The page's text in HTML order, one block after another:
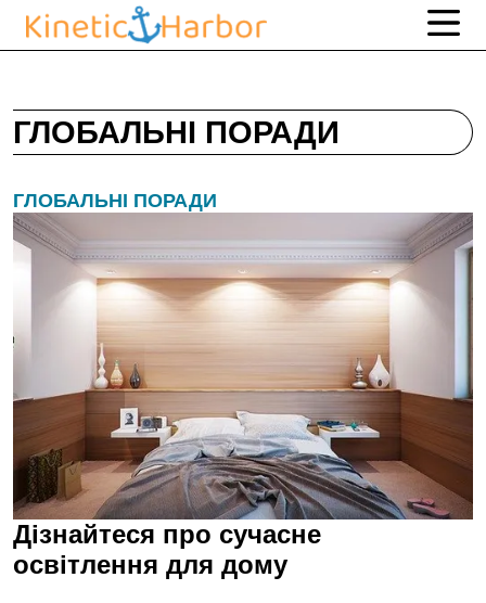
ГЛОБАЛЬНІ ПОРАДИ
ГЛОБАЛЬНІ ПОРАДИ
Дізнайтеся про сучасне
освітлення для дому